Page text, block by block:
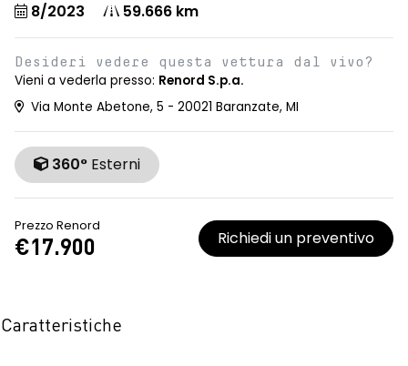
8/2023 59.666 km
Desideri vedere questa vettura dal vivo?
Vieni a vederla presso: Renord S.p.a.
Via Monte Abetone, 5 - 20021 Baranzate, MI
360° Esterni
Prezzo Renord
€17.900 Richiedi un preventivo
Caratteristiche